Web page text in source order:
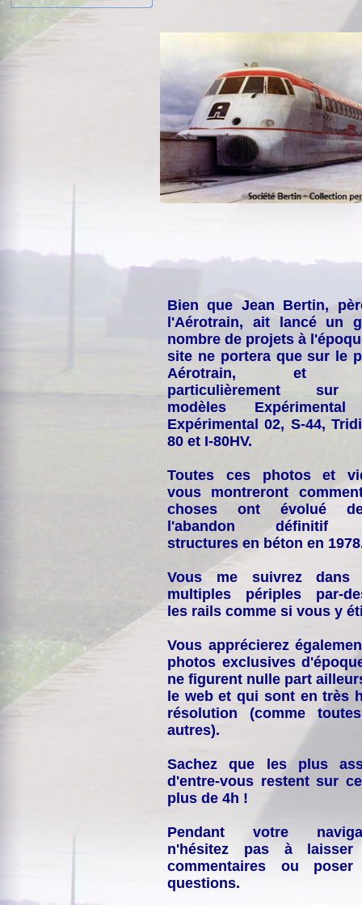
Bien que Jean Bertin,
l'Aérotrain, ait lancé un
nombre de projets à
site ne portera que sur le
Aérotrain, et
particulièrement
modèles
Expérimental 02, S-44,
80 et I-80HV.
Toutes ces photos et
vous montreront
choses ont évolué
l'abandon définitif
structures en béton en
Vous me suivrez dans
multiples périples par-
les rails comme si vous y
Vous apprécierez
photos exclusives
ne figurent nulle part
le web et qui sont en très
résolution (comme
autres).
Sachez que les plus
d'entre-vous restent sur
plus de 4h !
Pendant votre
n'hésitez pas à laisser
commentaires ou
questions.